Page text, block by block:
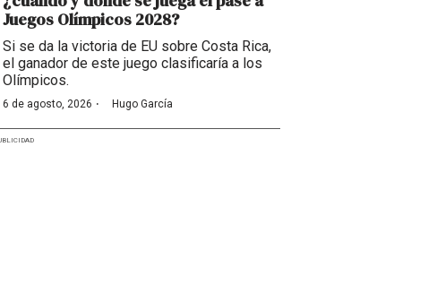
Juegos Olímpicos 2028?
Si se da la victoria de EU sobre Costa Rica,
el ganador de este juego clasificaría a los
Olímpicos.
6 de agosto, 2026 · Hugo García